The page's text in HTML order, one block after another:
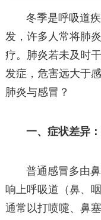
冬季是呼吸道
发，许多人常将肺
疗。肺炎若未及时
发症，危害远大于
肺炎与感冒？
一、症状差异
普通感冒多由
响上呼吸道（鼻、
通常以打喷嚏、鼻